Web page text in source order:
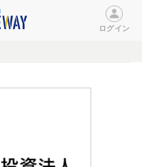
ログイン